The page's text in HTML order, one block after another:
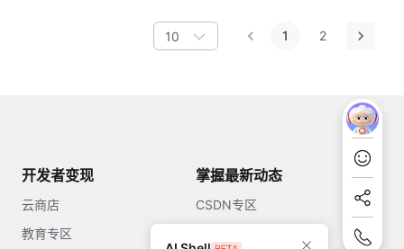
10 1 2
开发者变现
云商店
教育专区
掌握最新动态
CSDN专区